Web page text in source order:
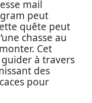
mail
peut
quête peut
chasse au
Cet
à travers
des
pour